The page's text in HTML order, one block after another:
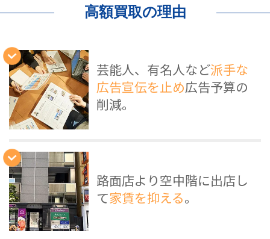
高額買取の理由
芸能人、有名人など派手な
広告宣伝を止め広告予算の
削減。
路面店より空中階に出店し
て家賃を抑える。